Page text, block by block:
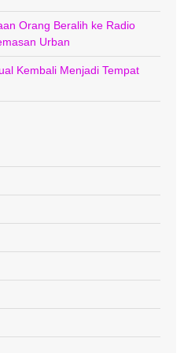
Orang Beralih ke Radio
Urban
Kembali Menjadi Tempat